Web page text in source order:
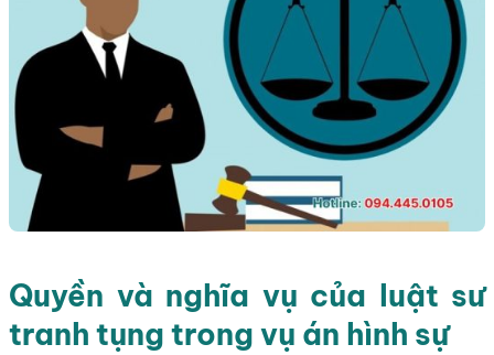
Quyền và nghĩa vụ của luật sư
tranh tụng trong vụ án hình sự